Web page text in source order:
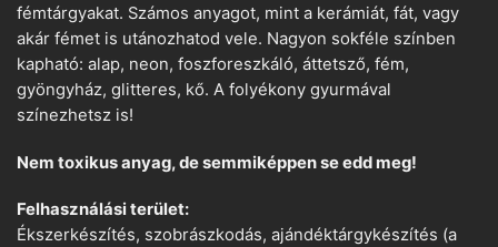
fémtárgyakat. Számos anyagot, mint a kerámiát, fát, vagy
akár fémet is utánozhatod vele. Nagyon sokféle színben
kapható: alap, neon, foszforeszkáló, áttetsző, fém,
gyöngyház, glitteres, kő. A folyékony gyurmával
színezhetsz is!
Nem toxikus anyag, de semmiképpen se edd meg!
Felhasználási terület:
Ékszerkészítés, szobrászkodás, ajándéktárgykészítés (a